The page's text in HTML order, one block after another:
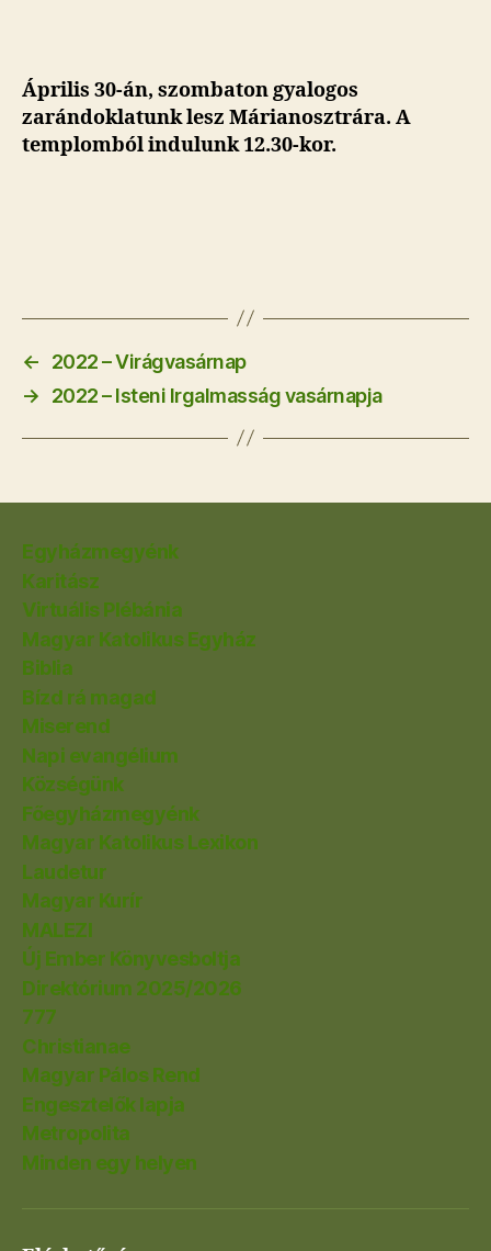
Április 30-án, szombaton gyalogos
zarándoklatunk lesz Márianosztrára. A
templomból indulunk 12.30-kor.
←
2022 – Virágvasárnap
→
2022 – Isteni Irgalmasság vasárnapja
Egyházmegyénk
Karitász
Virtuális Plébánia
Magyar Katolikus Egyház
Biblia
Bízd rá magad
Miserend
Napi evangélium
Községünk
Főegyházmegyénk
Magyar Katolikus Lexikon
Laudetur
Magyar Kurír
MALEZI
Új Ember Könyvesboltja
Direktórium 2025/2026
777
Christianae
Magyar Pálos Rend
Engesztelők lapja
Metropolita
Minden egy helyen